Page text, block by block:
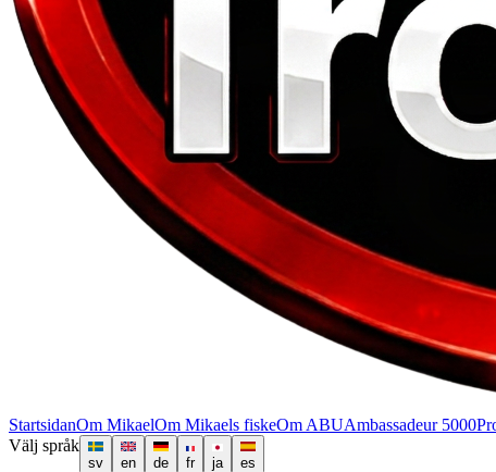
StartsidanOm MikaelOm Mikaels fiskeOm ABUAmbassadeur 5000
Välj språk
sv en de fr ja es